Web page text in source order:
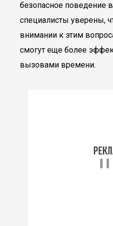
безопасное поведение
специалисты уверены,
внимании к этим
смогут еще более
вызовами времени.